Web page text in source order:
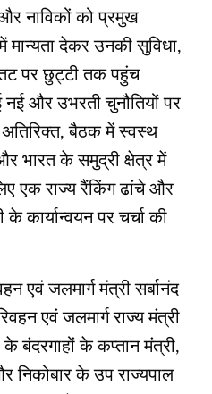
नाविकों को प्रमुख
देकर उनकी सुविधा,
तट पर छुट्टी तक पहुंच
और उभरती चुनौतियों पर
अतिरिक्त, बैठक में स्वस्थ
भारत के समुद्री क्षेत्र में
एक राज्य रैंकिंग ढांचे और
कार्यान्वयन पर चर्चा की
एवं जलमार्ग मंत्री सर्बानंद
एवं जलमार्ग राज्य मंत्री
बंदरगाहों के कप्तान मंत्री,
निकोबार के उप राज्यपाल